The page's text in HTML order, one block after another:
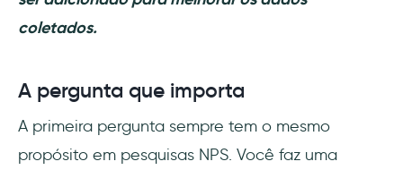
coletados.
A pergunta que importa
A primeira pergunta sempre tem o mesmo
propósito em pesquisas NPS. Você faz uma